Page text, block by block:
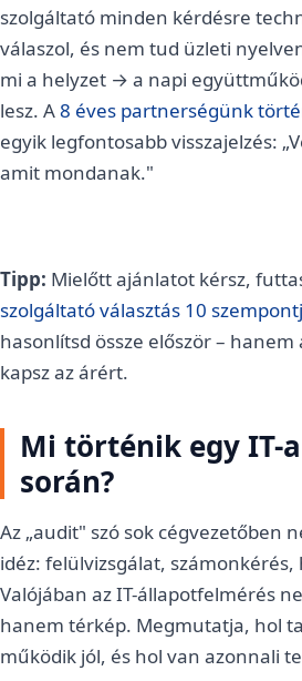
szolgáltató minden kérdésre
válaszol, és nem tud üzleti
mi a helyzet → a napi
lesz. A8 éves partnerségünk
egyik legfontosabb visszajelzés:
amit mondanak."
Tipp: Mielőtt ajánlatot kérsz,
szolgáltató választás 10
hasonlítsd össze először –
kapsz az árért.
Mi történik egy IT-
során?
Az „audit" szó sok cégvezetőben
idéz: felülvizsgálat, számonkérés,
Valójában az IT-állapotfelmérés
hanem térkép. Megmutatja, hol
működik jól, és hol van azonnali